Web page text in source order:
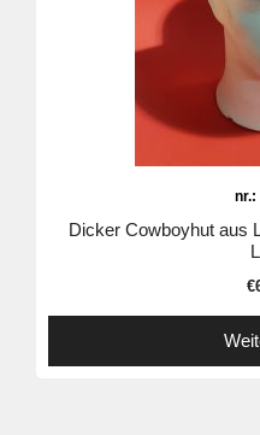
nr.:
Dicker Cowboyhut aus
€